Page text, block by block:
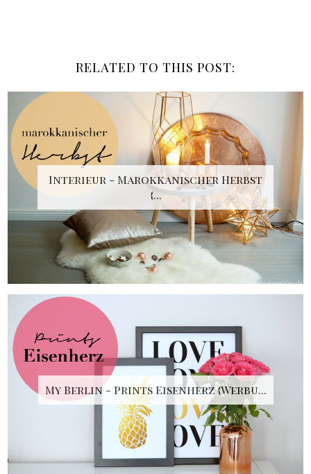
RELATED TO THIS POST:
Interieur - Marokkanischer Herbst
{...
My Berlin - Prints Eisenherz {Werbu...